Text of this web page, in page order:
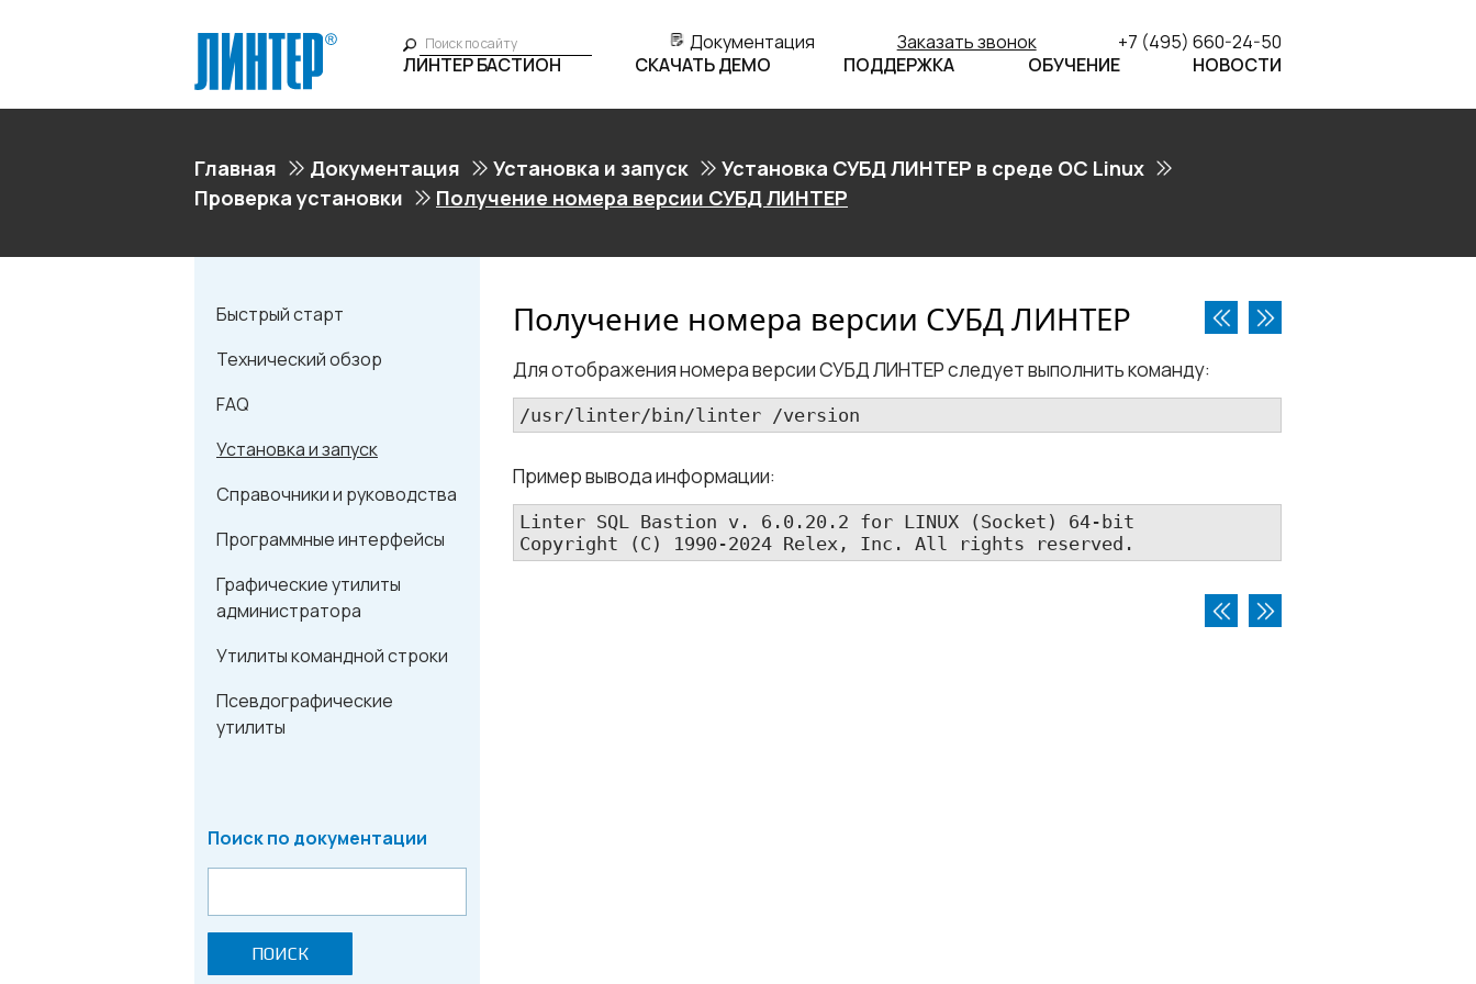
Документация Заказать звонок
+7 (495) 660-24-50
ЛИНТЕР БАСТИОН
СКАЧАТЬ ДЕМО ПОДДЕРЖКА ОБУЧЕНИЕ НОВОСТИ
Главная Документация Установка и запуск
Установка СУБД ЛИНТЕР в среде ОС Linux
Проверка установки
Получение номера версии СУБД ЛИНТЕР
Быстрый старт
Технический обзор
FAQ
Установка и запуск
Справочники и руководства
Программные интерфейсы
Графические утилиты
администратора
Утилиты командной строки
Псевдографические
утилиты
Поиск по документации
ПОИСК
Получение номера версии СУБД ЛИНТЕР
Для отображения номера версии СУБД ЛИНТЕР следует выполнить команду:
/usr/linter/bin/linter /version
Пример вывода информации:
Linter SQL Bastion v. 6.0.20.2 for LINUX (Socket) 64-bit
Copyright (C) 1990-2024 Relex, Inc. All rights reserved.